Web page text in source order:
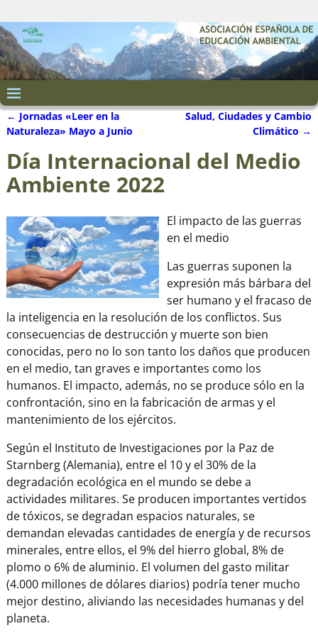
Navegación de entradas
← Jornadas «Leer en la
Naturaleza» Mayo a Junio
Salud, Ciudades y Cambio
Climático →
Día Internacional del Medio
Ambiente 2022
El impacto de las guerras
en el medio
Las guerras suponen la
expresión más bárbara del
ser humano y el fracaso de
la inteligencia en la resolución de los conflictos. Sus
consecuencias de destrucción y muerte son bien
conocidas, pero no lo son tanto los daños que producen
en el medio, tan graves e importantes como los
humanos. El impacto, además, no se produce sólo en la
confrontación, sino en la fabricación de armas y el
mantenimiento de los ejércitos.
Según el Instituto de Investigaciones por la Paz de
Starnberg (Alemania), entre el 10 y el 30% de la
degradación ecológica en el mundo se debe a
actividades militares. Se producen importantes vertidos
de tóxicos, se degradan espacios naturales, se
demandan elevadas cantidades de energía y de recursos
minerales, entre ellos, el 9% del hierro global, 8% de
plomo o 6% de aluminio. El volumen del gasto militar
(4.000 millones de dólares diarios) podría tener mucho
mejor destino, aliviando las necesidades humanas y del
planeta.